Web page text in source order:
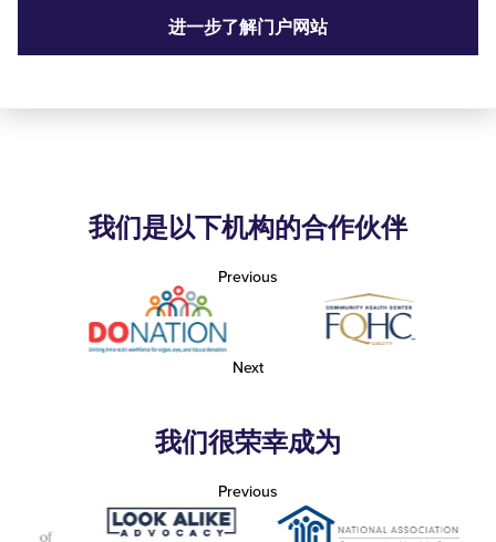
进一步了解门户网站
我们是以下机构的合作伙伴
Previous
Next
我们很荣幸成为
Previous